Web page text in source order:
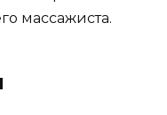
массажиста.